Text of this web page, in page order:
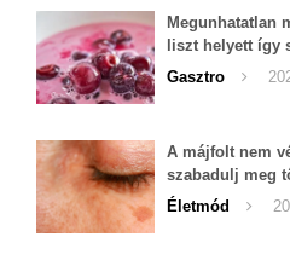
Megunhatatlan
liszt helyett így
Gasztro
A májfolt nem
szabadulj meg
Életmód